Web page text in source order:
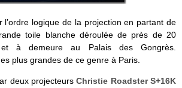
l’ordre logique de la projection en partant de
toile blanche déroulée de près de 20
à demeure au Palais des Gongrès.
plus grandes de ce genre à Paris.
deux projecteursChristie Roadster S+16K